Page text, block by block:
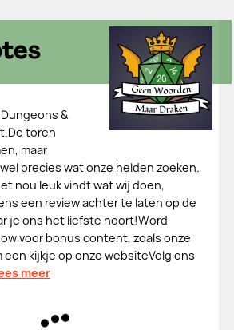
&
toren
maar
precies wat onze helden zoeken.
nou leuk vindt wat wij doen,
een review achter te laten op de
je ons het liefste hoort!Word
voor bonus content, zoals onze
een kijkje op onze ⁠⁠⁠⁠⁠⁠⁠⁠⁠⁠⁠⁠⁠⁠⁠⁠⁠⁠⁠⁠⁠⁠⁠⁠⁠⁠⁠⁠⁠⁠⁠website⁠⁠⁠⁠⁠⁠⁠⁠⁠⁠⁠⁠⁠⁠⁠⁠⁠⁠⁠⁠⁠⁠⁠⁠⁠⁠⁠⁠⁠⁠⁠⁠Volg ons
meer